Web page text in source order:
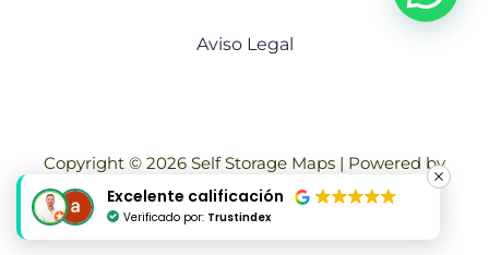
Aviso Legal
Copyright © 2026 Self Storage Maps | Powered by
Moreno Cala SEO Local
Excelente calificación
Verificado por: Trustindex